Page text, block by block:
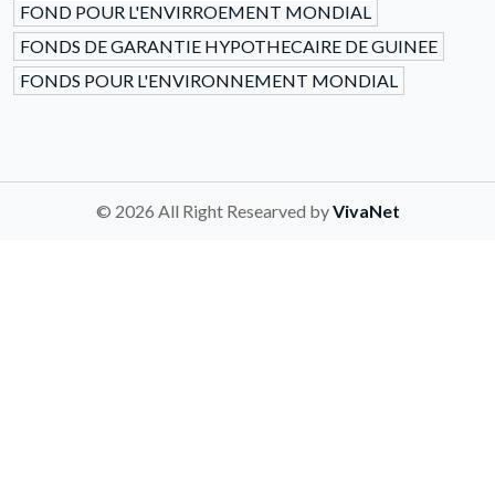
FOND POUR L'ENVIRROEMENT MONDIAL
FONDS DE GARANTIE HYPOTHECAIRE DE GUINEE
FONDS POUR L'ENVIRONNEMENT MONDIAL
© 2026 All Right Researved byVivaNet